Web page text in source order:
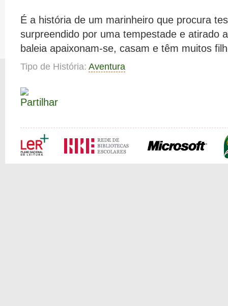
É a história de um marinheiro que procura
surpreendido por uma tempestade e atirado
baleia apaixonam-se, casam e têm muitos
Tipo de História: Aventura